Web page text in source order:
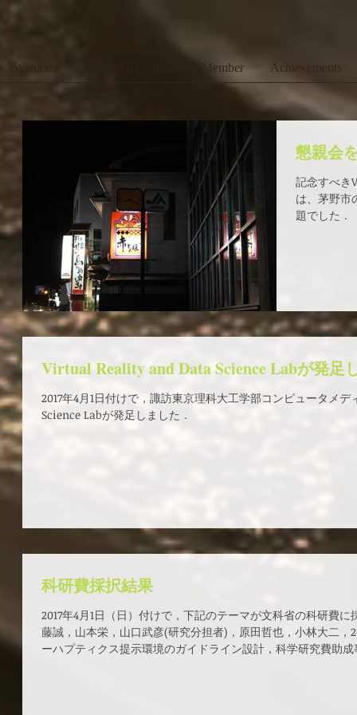
Welcome Member Achievements
懇親会
記念すべき
は、茅野市
題でした．
Virtual Reality and Data Science Labが発足
2017年4月1日付けで，諏訪東京理科大工学部コンピュータメ
Science Labが発足しました．
科研費採択結果
2017年4月1日（日）付けで，下記のテーマが文科省の科研費
藤誠，山本栄，山口武彦(研究分担者)，原田哲也，小林大二，
ーハプティクス提示環境のガイドライン設計，科学研究費助